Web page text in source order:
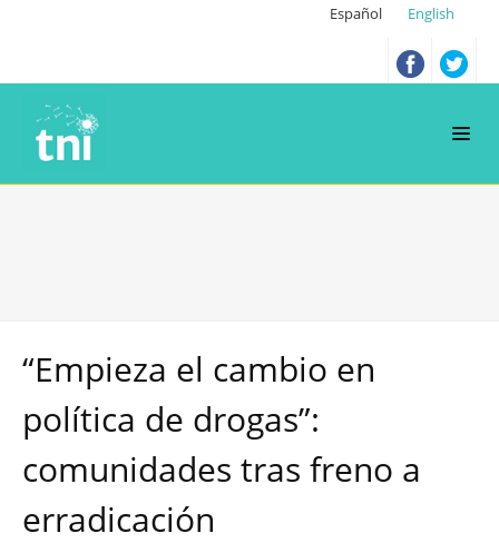
Español English
“Empieza el cambio en
política de drogas”:
comunidades tras freno a
erradicación